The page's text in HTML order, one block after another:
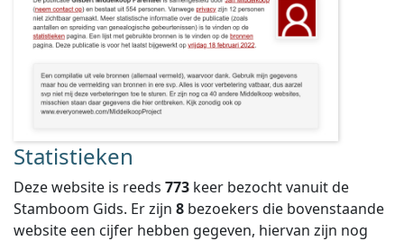
Statistieken
Deze website is reeds 773 keer bezocht vanuit de
Stamboom Gids. Er zijn 8 bezoekers die bovenstaande
website een cijfer hebben gegeven, hiervan zijn nog